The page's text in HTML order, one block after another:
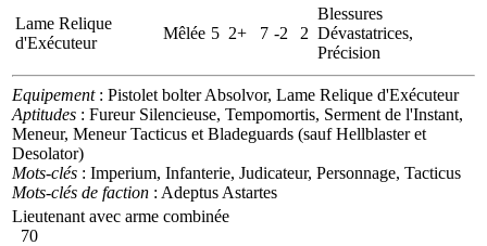
Lame Relique
d'Exécuteur
Mêlée 5 2+ 7 -2 2
Blessures
Dévastatrices,
Précision
Equipement: Pistolet bolter Absolvor, Lame Relique d'Exécuteur
Aptitudes : Fureur Silencieuse, Tempomortis, Serment de l'Instant,
Meneur, Meneur Tacticus et Bladeguards (sauf Hellblaster et
Desolator)
Mots-clés : Imperium, Infanterie, Judicateur, Personnage, Tacticus
Mots-clés de faction : Adeptus Astartes
Lieutenant avec arme combinée
70